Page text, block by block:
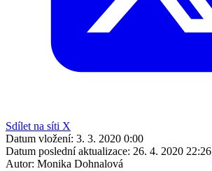
Sdílet na síti X
Datum vložení: 3. 3. 2020 0:00
Datum poslední aktualizace: 26. 4. 2020 22:26
Autor: Monika Dohnalová